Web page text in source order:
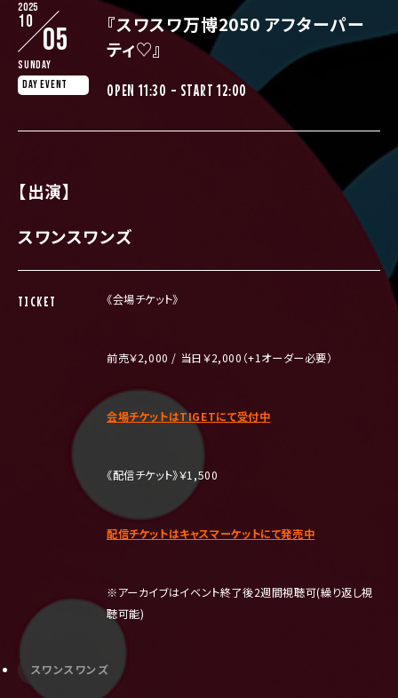
2025
10
05
Sunday
DAY EVENT
『スワスワ万博2050 アフターパー
ティ♡』
OPEN 11:30 - START 12:00
【出演】
スワンスワンズ
TICKET 《会場チケット》
前売￥2,000 / 当日￥2,000（+1オーダー必要）
会場チケットはTIGETにて受付中
《配信チケット》￥1,500
配信チケットはキャスマーケットにて発売中
※アーカイブはイベント終了後2週間視聴可(繰り返し視
聴可能)
スワンスワンズ